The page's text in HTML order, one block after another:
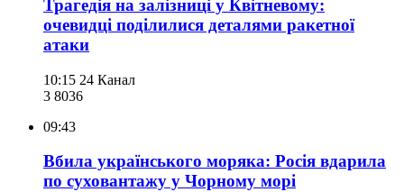
Трагедія на залізниці у Квітневому:
очевидці поділилися деталями ракетної
атаки
10:15 24 Канал
3 8036
09:43
Вбила українського моряка: Росія вдарила
по суховантажу у Чорному морі